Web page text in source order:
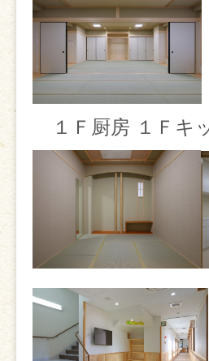
１Ｆ厨房 １Ｆキ